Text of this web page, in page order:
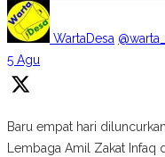
WartaDesa
5 Agu
Baru empat hari
Lembaga Amil Zakat Infaq